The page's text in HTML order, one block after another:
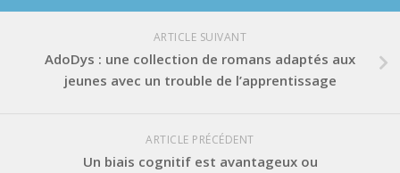
ARTICLE SUIVANT
AdoDys : une collection de romans adaptés aux
jeunes avec un trouble de l’apprentissage
ARTICLE PRÉCÉDENT
Un biais cognitif est avantageux ou